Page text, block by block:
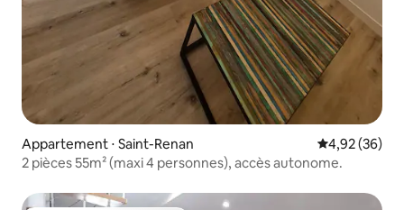
Appartement ⋅ Saint-Renan Évaluation
4,92 (36)
2 pièces 55m² (maxi 4 personnes), accès autonome.